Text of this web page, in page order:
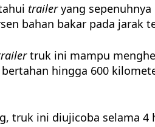
traileryang
bahan bakar pada jarak
truk ini mampu
hingga 600
truk ini diujicoba selama